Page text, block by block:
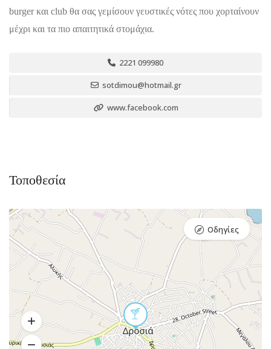
burger και club θα σας γεμίσουν γευστικές νότες που χορταίνουν
μέχρι και τα πιο απαιτητικά στομάχια.
2221 099980
sotdimou@hotmail.gr
www.facebook.com
Τοποθεσία
Οδηγίες